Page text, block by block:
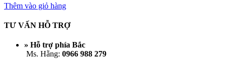
Thêm vào giỏ hàng
TƯ VẤN HỖ TRỢ
» Hỗ trợ phía Bắc
Ms. Hằng: 0966 988 279